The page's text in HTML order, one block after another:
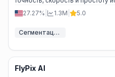
27.27%
1.3M 5.0
Сегментация изображений ИИ
FlyPix AI